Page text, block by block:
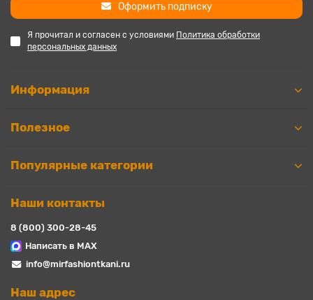
Оформить подписку
Я прочитал и согласен с условиями Политика обработки
персональных данных
Информация
Полезное
Популярные категории
Наши контакты
8 (800) 300-28-45
Написать в MAX
info@mirfashiontkani.ru
Наш адрес